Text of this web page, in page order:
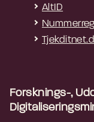
AltID
Forsknings-,